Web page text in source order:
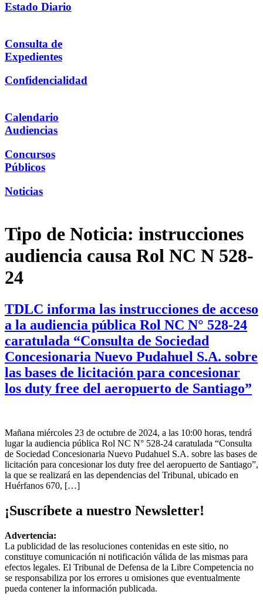
Estado Diario
Consulta de
Expedientes
Confidencialidad
Calendario
Audiencias
Concursos
Públicos
Noticias
Tipo de Noticia: instrucciones
audiencia causa Rol NC N 528-
24
TDLC informa las instrucciones de acceso
a la audiencia pública Rol NC N° 528-24
caratulada “Consulta de Sociedad
Concesionaria Nuevo Pudahuel S.A. sobre
las bases de licitación para concesionar
los duty free del aeropuerto de Santiago”
Mañana miércoles 23 de octubre de 2024, a las 10:00 horas, tendrá
lugar la audiencia pública Rol NC N° 528-24 caratulada “Consulta
de Sociedad Concesionaria Nuevo Pudahuel S.A. sobre las bases de
licitación para concesionar los duty free del aeropuerto de Santiago”,
la que se realizará en las dependencias del Tribunal, ubicado en
Huérfanos 670, […]
¡Suscríbete a nuestro Newsletter!
Advertencia:
La publicidad de las resoluciones contenidas en este sitio, no
constituye comunicación ni notificación válida de las mismas para
efectos legales. El Tribunal de Defensa de la Libre Competencia no
se responsabiliza por los errores u omisiones que eventualmente
pueda contener la información publicada.